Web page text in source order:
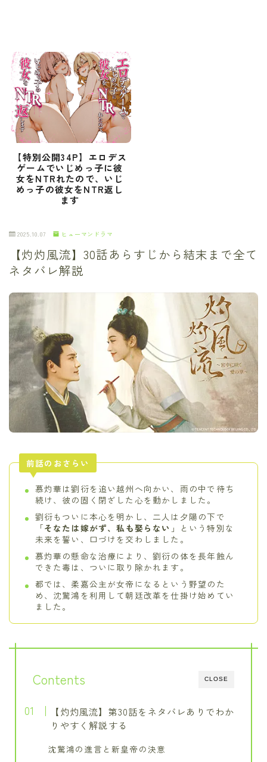
【特別公開34P】エロデス
ゲームでいじめっ子に彼
女をNTRれたので、いじ
めっ子の彼女をNTR返し
ます
2025.10.07 ヒューマンドラマ
【灼灼風流】30話あらすじから結末まで全て
ネタバレ解説
前話のおさらい
慕灼華は劉衍を追い越州へ向かい、雨の中で待ち
続け、彼の固く閉ざした心を動かしました。
劉衍もついに本心を明かし、二人は夕陽の下で
「そなたは嫁がず、私も娶らない 」という特別な
未来を誓い、口づけを交わしました。
慕灼華の懸命な治療により、劉衍の体を長年蝕ん
できた毒は、ついに取り除かれます。
都では、柔嘉公主が女帝になるという野望のた
め、沈驚鴻を利用して朝廷改革を仕掛け始めてい
ました。
CLOSE
Contents
【灼灼風流】第30話をネタバレありでわか
りやすく解説する
沈驚鴻の進言と新皇帝の決意